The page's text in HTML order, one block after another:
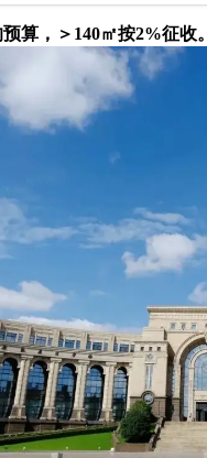
算，＞140㎡按2%征收。